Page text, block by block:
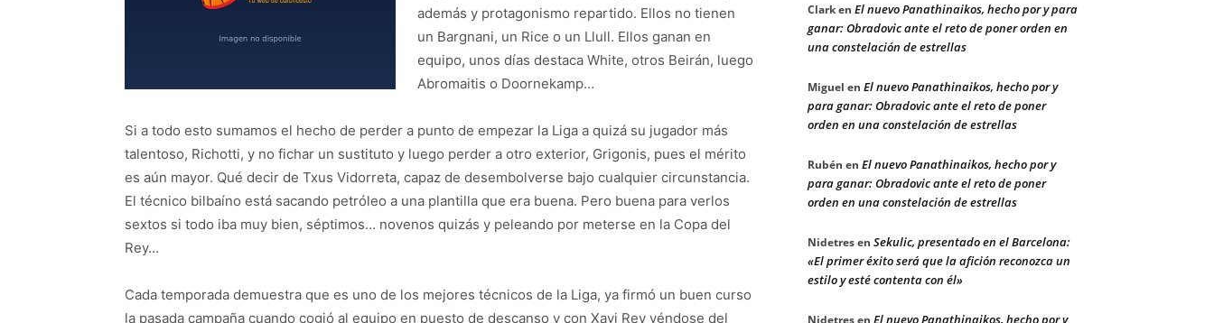
además y protagonismo repartido. Ellos no tienen
un Bargnani, un Rice o un Llull. Ellos ganan en
equipo, unos días destaca White, otros Beirán, luego
Abromaitis o Doornekamp…
Si a todo esto sumamos el hecho de perder a punto de empezar la Liga a quizá su jugador más
talentoso, Richotti, y no fichar un sustituto y luego perder a otro exterior, Grigonis, pues el mérito
es aún mayor. Qué decir de Txus Vidorreta, capaz de desembolverse bajo cualquier circunstancia.
El técnico bilbaíno está sacando petróleo a una plantilla que era buena. Pero buena para verlos
sextos si todo iba muy bien, séptimos… novenos quizás y peleando por meterse en la Copa del
Rey…
Cada temporada demuestra que es uno de los mejores técnicos de la Liga, ya firmó un buen curso
la pasada campaña cuando cogió al equipo en puesto de descanso y con Xavi Rey yéndose del
Clarken El nuevo Panathinaikos, hecho por y para
ganar: Obradovic ante el reto de poner orden en
una constelación de estrellas
Miguel en El nuevo Panathinaikos, hecho por y
para ganar: Obradovic ante el reto de poner
orden en una constelación de estrellas
Rubén en El nuevo Panathinaikos, hecho por y
para ganar: Obradovic ante el reto de poner
orden en una constelación de estrellas
Nidetresen Sekulic, presentado en el Barcelona:
«El primer éxito será que la afición reconozca un
estilo y esté contenta con él»
Nidetresen El nuevo Panathinaikos, hecho por y